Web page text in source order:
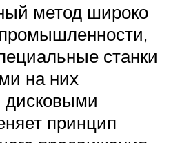
метод широко
станки
на них
дисковыми
принцип